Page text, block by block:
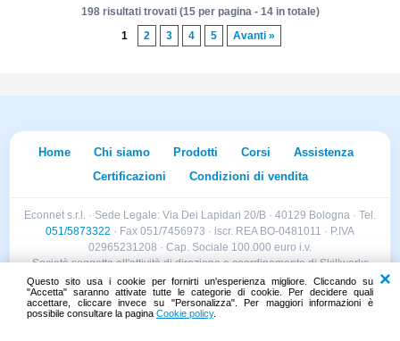
Questo sito usa i cookie per fornirti un'esperienza migliore. Cliccando su
"Accetta" saranno attivate tutte le categorie di cookie. Per decidere quali
accettare, cliccare invece su "Personalizza". Per maggiori informazioni è
possibile consultare la pagina Cookie policy.
198 risultati trovati (15 per pagina - 14 in totale)
1
2 3 4 5 Avanti »
Home Chi siamo Prodotti Corsi
Assistenza
Certificazioni
Condizioni di vendita
Econnet s.r.l. · Sede Legale: Via Dei Lapidari 20/B · 40129 Bologna · Tel.
051/5873322 · Fax 051/7456973 · iscr. REA BO-0481011 · P.IVA
02965231208 · Cap. Sociale 100.000 euro i.v.
Società soggetta all'attività di direzione e coordinamento di Skillworks
Holding s.r.l. · Sede Legale: Via Vittorio Emanuele II 28 · Roncadelle (BS)
- C.F. 04151440981